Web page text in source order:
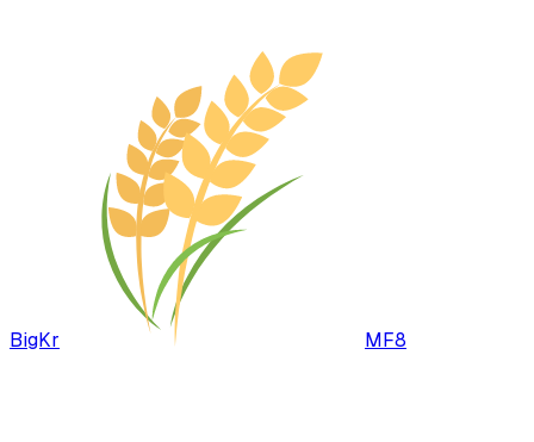
BigKr MF8